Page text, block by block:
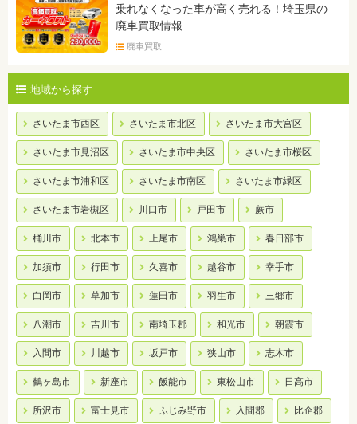
乗れなくなった車が高く売れる！埼玉県の
廃車買取情報
廃車買取
地域から探す
さいたま市西区 さいたま市北区 さいたま市大宮区
さいたま市見沼区 さいたま市中央区 さいたま市桜区
さいたま市浦和区 さいたま市南区 さいたま市緑区
さいたま市岩槻区 川口市 戸田市 蕨市
桶川市 北本市 上尾市 鴻巣市 春日部市
加須市 行田市 久喜市 越谷市 幸手市
白岡市 草加市 蓮田市 羽生市 三郷市
八潮市 吉川市 南埼玉郡 和光市 朝霞市
入間市 川越市 坂戸市 狭山市 志木市
鶴ヶ島市 新座市 飯能市 東松山市 日高市
所沢市 富士見市 ふじみ野市 入間郡 比企郡